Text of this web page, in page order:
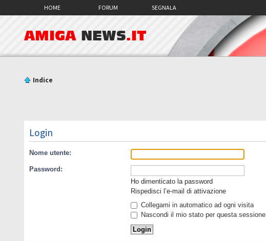
HOME FORUM SEGNALA
AMIGA NEWS.IT
Indice
Login
Nome utente:
Password:
Ho dimenticato la password
Rispedisci l’e-mail di attivazione
Collegami in automatico ad ogni visita
Nascondi il mio stato per questa sessione